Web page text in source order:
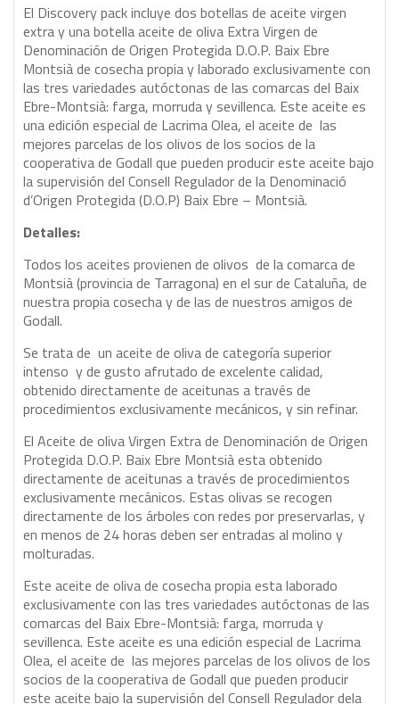
El Discovery pack incluye dos botellas de aceite virgen
extra y una botella aceite de oliva Extra Virgen de
Denominación de Origen Protegida D.O.P. Baix Ebre
Montsià de cosecha propia y laborado exclusivamente con
las tres variedades autóctonas de las comarcas del Baix
Ebre-Montsià: farga, morruda y sevillenca. Este aceite es
una edición especial de Lacrima Olea, el aceite de las
mejores parcelas de los olivos de los socios de la
cooperativa de Godall que pueden producir este aceite bajo
la supervisión del Consell Regulador de la Denominació
d’Origen Protegida (D.O.P) Baix Ebre – Montsià.
Detalles:
Todos los aceites provienen de olivos de la comarca de
Montsià (provincia de Tarragona) en el sur de Cataluña, de
nuestra propia cosecha y de las de nuestros amigos de
Godall.
Se trata de un aceite de oliva de categoría superior
intenso y de gusto afrutado de excelente calidad,
obtenido directamente de aceitunas a través de
procedimientos exclusivamente mecánicos, y sin refinar.
El Aceite de oliva Virgen Extra de Denominación de Origen
Protegida D.O.P. Baix Ebre Montsià esta obtenido
directamente de aceitunas a través de procedimientos
exclusivamente mecánicos. Estas olivas se recogen
directamente de los árboles con redes por preservarlas, y
en menos de 24 horas deben ser entradas al molino y
molturadas.
Este aceite de oliva de cosecha propia esta laborado
exclusivamente con las tres variedades autóctonas de las
comarcas del Baix Ebre-Montsià: farga, morruda y
sevillenca. Este aceite es una edición especial de Lacrima
Olea, el aceite de las mejores parcelas de los olivos de los
socios de la cooperativa de Godall que pueden producir
este aceite bajo la supervisión del Consell Regulador dela